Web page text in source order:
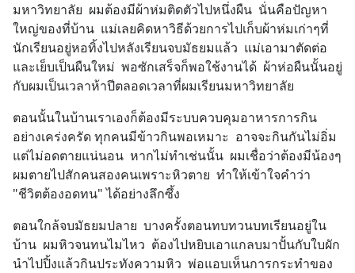
มหาวิทยาลัย  ผมต้องมีผ้าห่มติดตัวไปหนึ่งผืน  นั่นคือปัญหา
ใหญ่ของที่บ้าน  แม่เลยคิดหาวิธีด้วยการไปเก็บผ้าห่มเก่าๆที่
นักเรียนอยู่หอทิ้งไปหลังเรียนจบมัธยมแล้ว  แม่เอามาตัดต่อ
และเย็บเป็นผืนใหม่  พอซักเสร็จก็พอใช้งานได้  ผ้าห่อผืนนั้นอยู่
กับผมเป็นเวลาห้าปีตลอดเวลาที่ผมเรียนมหาวิทยาลัย
ตอนนั้นในบ้านเราเองก็ต้องมีระบบควบคุมอาหารการกิน
อย่างเคร่งครัด ทุกคนมีข้าวกินพอเหมาะ  อาจจะกินกันไม่อิ่ม
แต่ไม่อดตายแน่นอน  หากไม่ทำเช่นนั้น  ผมเชื่อว่าต้องมีน้องๆ
ผมตายไปสักคนสองคนเพราะหิวตาย  ทำให้เข้าใจคำว่า
"ชีวิตต้องอดทน" ได้อย่างลึกซึ้ง
ตอนใกล้จบมัธยมปลาย  บางครั้งตอนทบทวนบทเรียนอยู่ใน
บ้าน  ผมหิวจนทนไมไหว  ต้องไปหยิบเอาแกลบมาปั้นกับใบผัก
นำไปปิ้งแล้วกินประทังความหิว  พ่อแอบเห็นการกระทำของ